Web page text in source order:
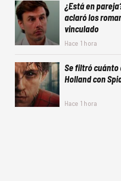
¿Está en
aclaró los
vinculado
Hace 1 hora
Se filtró cuánto
Holland con
Hace 1 hora